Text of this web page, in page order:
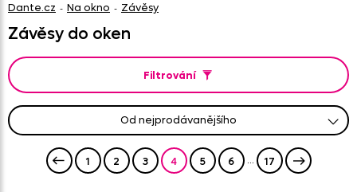
Dante.cz - Na okno - Závěsy
Závěsy do oken
od nejprodávanějšího
Filtrování
1 2 3 4 5 6 ... 17